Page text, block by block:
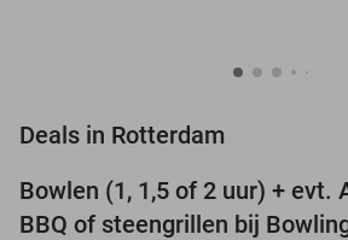
Deals in Rotterdam
TODAY
Bowlen (1, 1,5 of 2 uur) + evt.
BBQ of steengrillen bij